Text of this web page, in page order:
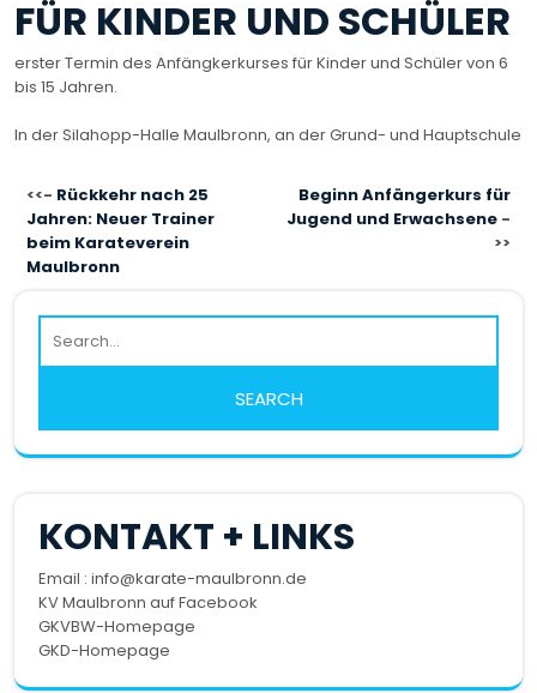
FÜR KINDER UND SCHÜLER
erster Termin des Anfängkerkurses für Kinder und Schüler von 6
bis 15 Jahren.
In der Silahopp-Halle Maulbronn, an der Grund- und Hauptschule
BEITRAGSNAVIGATION
Rückkehr nach 25
Jahren: Neuer Trainer
beim Karateverein
Maulbronn
Beginn Anfängerkurs für
Jugend und Erwachsene
KONTAKT + LINKS
Email : info@karate-maulbronn.de
KV Maulbronn auf Facebook
GKVBW-Homepage
GKD-Homepage